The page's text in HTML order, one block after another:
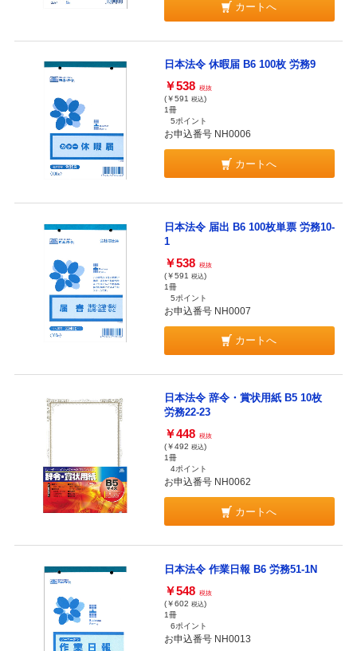
カートへ
日本法令 休暇届 B6 100枚 労務9
￥538 税抜
(￥591 税込)
1冊
5ポイント
お申込番号 NH0006
カートへ
日本法令 届出 B6 100枚単票 労務10-
1
￥538 税抜
(￥591 税込)
1冊
5ポイント
お申込番号 NH0007
カートへ
日本法令 辞令・賞状用紙 B5 10枚
労務22-23
￥448 税抜
(￥492 税込)
1冊
4ポイント
お申込番号 NH0062
カートへ
日本法令 作業日報 B6 労務51-1N
￥548 税抜
(￥602 税込)
1冊
6ポイント
お申込番号 NH0013